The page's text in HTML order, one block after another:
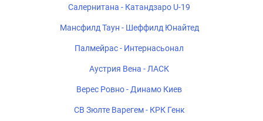
Салернитана - Катандзаро U-19
Мансфилд Таун - Шеффилд Юнайтед
Палмейрас - Интернасьонал
Аустрия Вена - ЛАСК
Верес Ровно - Динамо Киев
СВ Зюлте Варегем - КРК Генк